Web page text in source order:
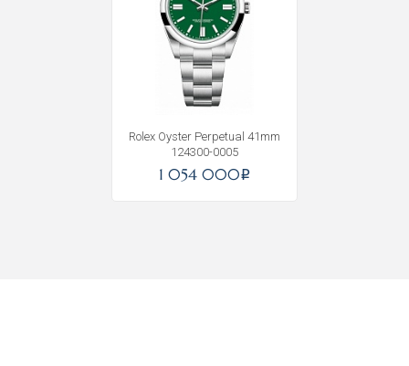
Rolex Oyster Perpetual 41mm
124300-0005
1 054 000i
Получать на почту